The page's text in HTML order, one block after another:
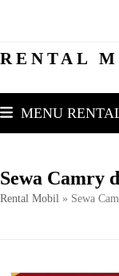
RENTAL
MENU
Sewa Camry
Rental Mobil » Sewa